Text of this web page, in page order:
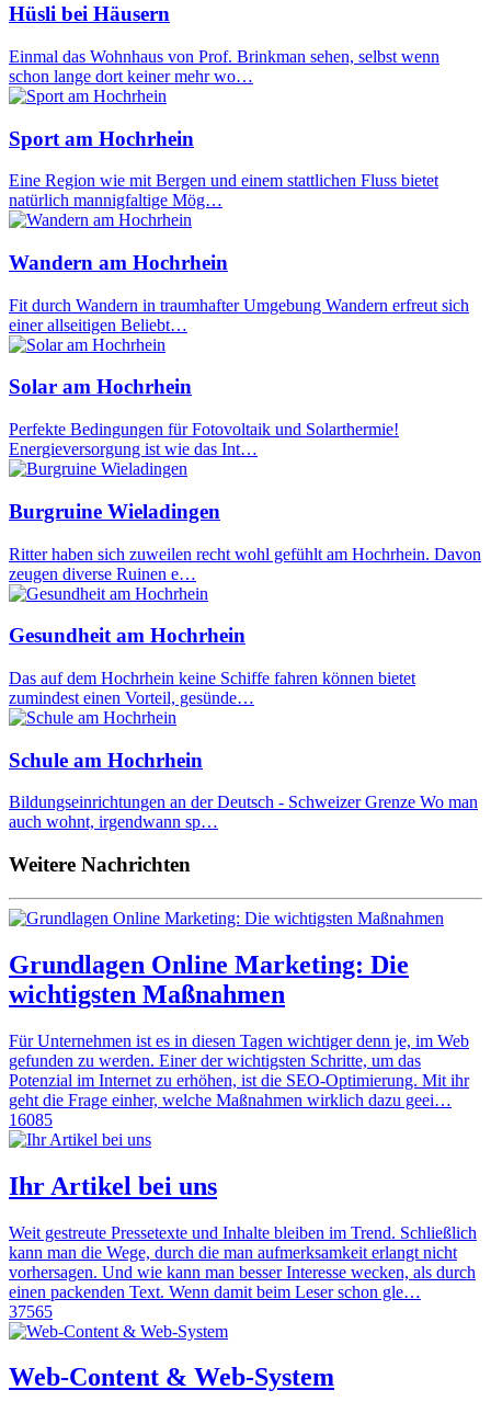
Hüsli bei Häusern
Einmal das Wohnhaus von Prof. Brinkman sehen, selbst wenn
schon lange dort keiner mehr wo…
Sport am Hochrhein
Eine Region wie mit Bergen und einem stattlichen Fluss bietet
natürlich mannigfaltige Mög…
Wandern am Hochrhein
Fit durch Wandern in traumhafter Umgebung Wandern erfreut sich
einer allseitigen Beliebt…
Solar am Hochrhein
Perfekte Bedingungen für Fotovoltaik und Solarthermie!
Energieversorgung ist wie das Int…
Burgruine Wieladingen
Ritter haben sich zuweilen recht wohl gefühlt am Hochrhein. Davon
zeugen diverse Ruinen e…
Gesundheit am Hochrhein
Das auf dem Hochrhein keine Schiffe fahren können bietet
zumindest einen Vorteil, gesünde…
Schule am Hochrhein
Bildungseinrichtungen an der Deutsch - Schweizer Grenze Wo man
auch wohnt, irgendwann sp…
Weitere Nachrichten
Grundlagen Online Marketing: Die
wichtigsten Maßnahmen
Für Unternehmen ist es in diesen Tagen wichtiger denn je, im Web
gefunden zu werden. Einer der wichtigsten Schritte, um das
Potenzial im Internet zu erhöhen, ist die SEO-Optimierung. Mit ihr
geht die Frage einher, welche Maßnahmen wirklich dazu geei…
16085
Ihr Artikel bei uns
Weit gestreute Pressetexte und Inhalte bleiben im Trend. Schließlich
kann man die Wege, durch die man aufmerksamkeit erlangt nicht
vorhersagen. Und wie kann man besser Interesse wecken, als durch
einen packenden Text. Wenn damit beim Leser schon gle…
37565
Web-Content & Web-System